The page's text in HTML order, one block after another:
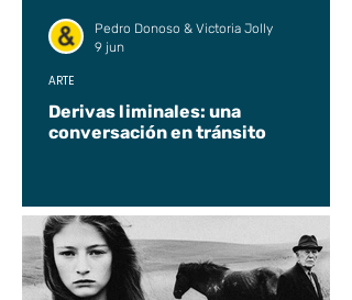
Derivas liminales: una
conversación en tránsito
ARTE
Pedro Donoso & Victoria Jolly
9 jun